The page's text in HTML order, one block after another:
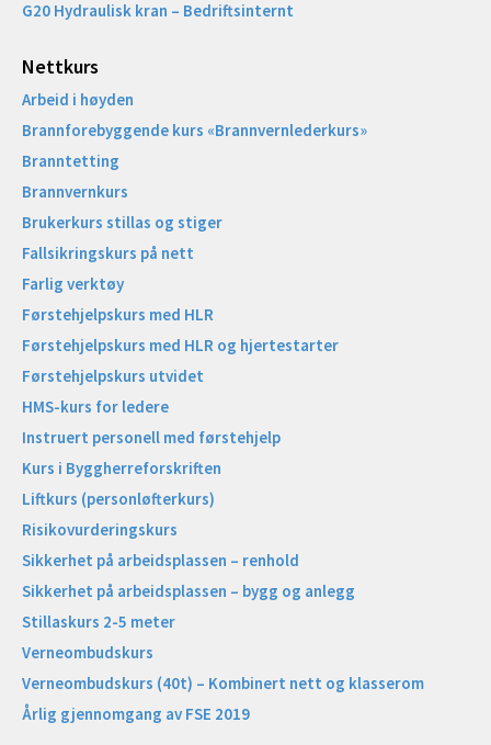
G20 Hydraulisk kran – Bedriftsinternt
Nettkurs
Arbeid i høyden
Brannforebyggende kurs «Brannvernlederkurs»
Branntetting
Brannvernkurs
Brukerkurs stillas og stiger
Fallsikringskurs på nett
Farlig verktøy
Førstehjelpskurs med HLR
Førstehjelpskurs med HLR og hjertestarter
Førstehjelpskurs utvidet
HMS-kurs for ledere
Instruert personell med førstehjelp
Kurs i Byggherreforskriften
Liftkurs (personløfterkurs)
Risikovurderingskurs
Sikkerhet på arbeidsplassen – renhold
Sikkerhet på arbeidsplassen – bygg og anlegg
Stillaskurs 2-5 meter
Verneombudskurs
Verneombudskurs (40t) – Kombinert nett og klasserom
Årlig gjennomgang av FSE 2019